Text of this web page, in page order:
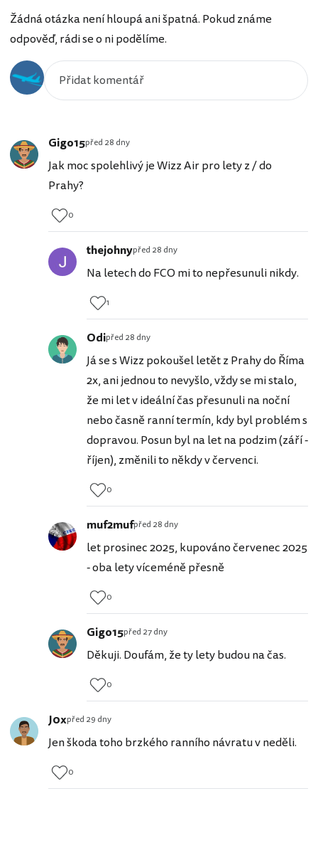
Žádná otázka není hloupá ani špatná. Pokud známe
odpověď, rádi se o ni podělíme.
Gigo15před 28 dny
Jak moc spolehlivý je Wizz Air pro lety z / do
Prahy?
0
thejohnypřed 28 dny
Na letech do FCO mi to nepřesunuli nikdy.
1
Odipřed 28 dny
Já se s Wizz pokoušel letět z Prahy do Říma
2x, ani jednou to nevyšlo, vždy se mi stalo,
že mi let v ideální čas přesunuli na noční
nebo časně ranní termín, kdy byl problém s
dopravou. Posun byl na let na podzim (září -
říjen), změnili to někdy v červenci.
0
muf2mufpřed 28 dny
let prosinec 2025, kupováno červenec 2025
- oba lety víceméně přesně
0
Gigo15před 27 dny
Děkuji. Doufám, že ty lety budou na čas.
0
J0xpřed 29 dny
Jen škoda toho brzkého ranního návratu v neděli.
0